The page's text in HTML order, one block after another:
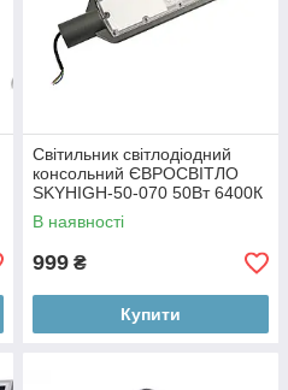
Світильник світлодіодний
консольний ЄВРОСВІТЛО
SKYHIGH-50-070 50Вт 6400К
4500Лм (000040922)
В наявності
999 ₴
Купити